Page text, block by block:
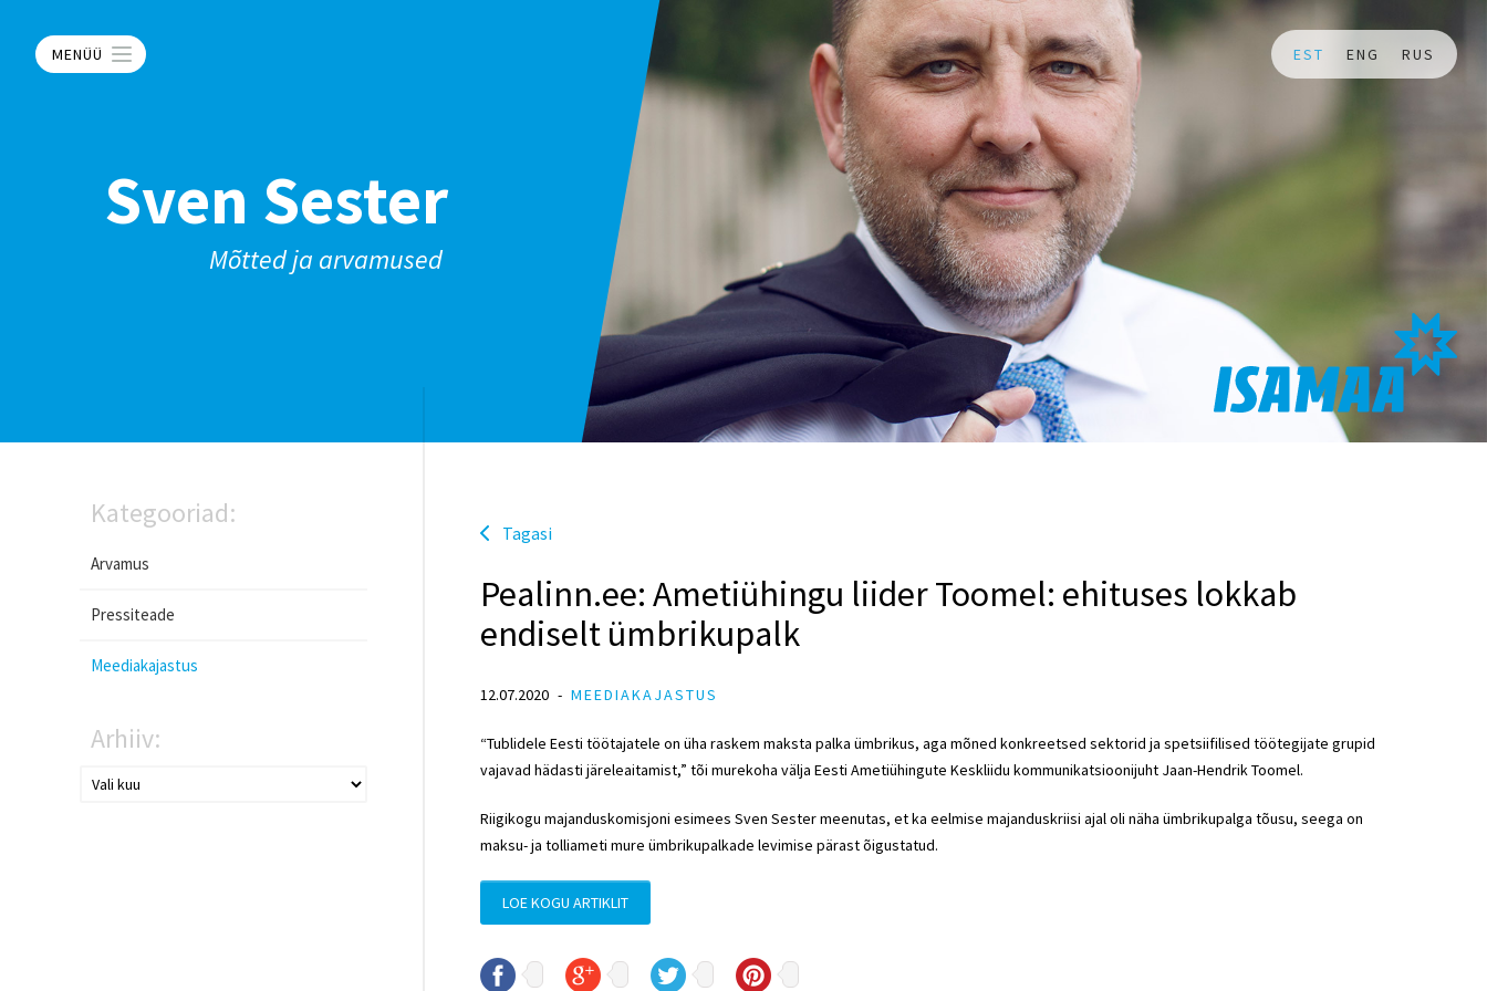
MENÜÜ EST ENG RUS
Sven Sester
Mõtted ja arvamused
Kategooriad:
Arvamus
Pressiteade
Meediakajastus
Arhiiv:
Tagasi
Pealinn.ee: Ametiühingu liider Toomel: ehituses lokkab
endiselt ümbrikupalk
12.07.2020 MEEDIAKAJASTUS
“Tublidele Eesti töötajatele on üha raskem maksta palka ümbrikus, aga mõned konkreetsed sektorid ja spetsiifilised töötegijate grupid
vajavad hädasti järeleaitamist,” tõi murekoha välja Eesti Ametiühingute Keskliidu kommunikatsioonijuht Jaan-Hendrik Toomel.
Riigikogu majanduskomisjoni esimees Sven Sester meenutas, et ka eelmise majanduskriisi ajal oli näha ümbrikupalga tõusu, seega on
maksu- ja tolliameti mure ümbrikupalkade levimise pärast õigustatud.
LOE KOGU ARTIKLIT